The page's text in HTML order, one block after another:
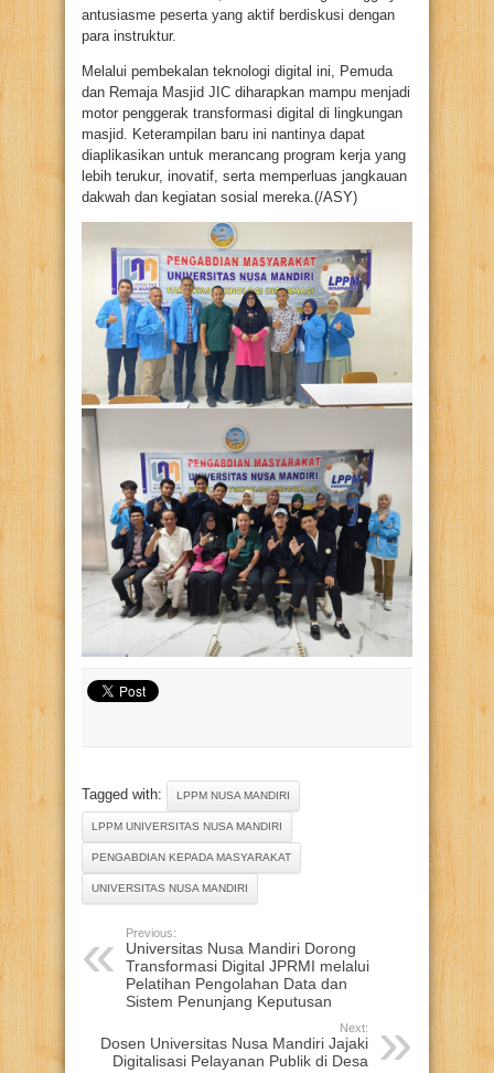
antusiasme peserta yang aktif berdiskusi dengan
para instruktur.
Melalui pembekalan teknologi digital ini, Pemuda
dan Remaja Masjid JIC diharapkan mampu menjadi
motor penggerak transformasi digital di lingkungan
masjid. Keterampilan baru ini nantinya dapat
diaplikasikan untuk merancang program kerja yang
lebih terukur, inovatif, serta memperluas jangkauan
dakwah dan kegiatan sosial mereka.(/ASY)
Tagged with: LPPM NUSA MANDIRI
LPPM UNIVERSITAS NUSA MANDIRI
PENGABDIAN KEPADA MASYARAKAT
UNIVERSITAS NUSA MANDIRI
Previous:
Universitas Nusa Mandiri Dorong
Transformasi Digital JPRMI melalui
Pelatihan Pengolahan Data dan
Sistem Penunjang Keputusan
Next:
Dosen Universitas Nusa Mandiri Jajaki
Digitalisasi Pelayanan Publik di Desa